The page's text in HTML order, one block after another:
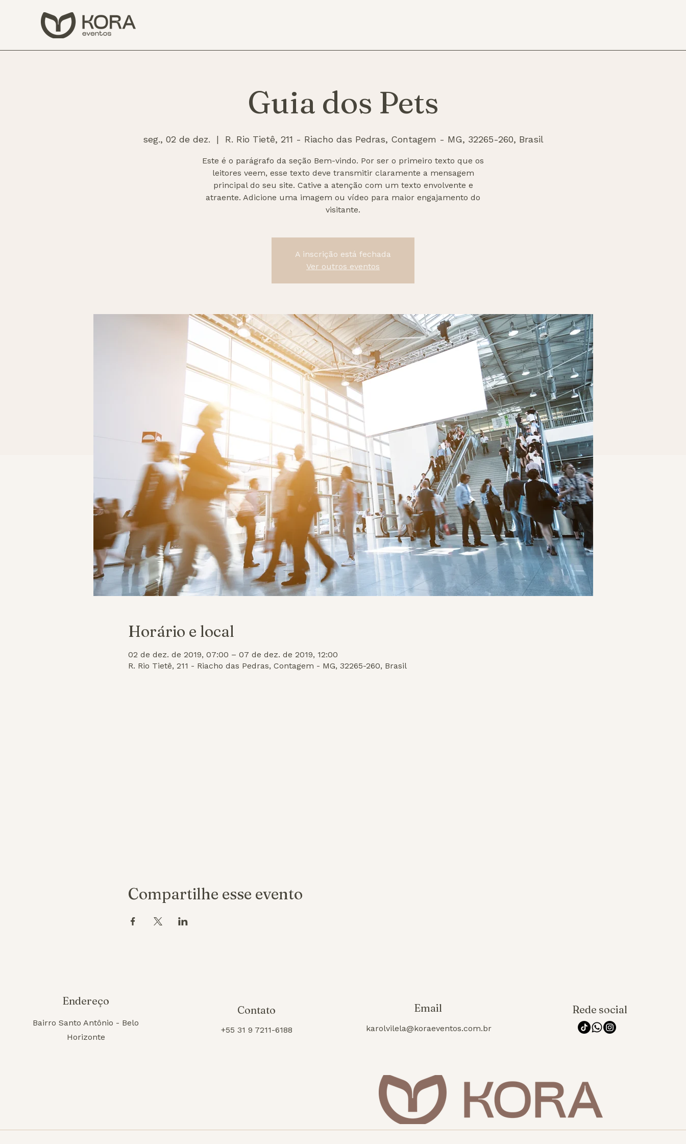
Guia dos Pets
seg., 02 de dez.
  |
R. Rio Tietê, 211 - Riacho das Pedras, Contagem - MG, 32265-260, Brasil
Este é o parágrafo da seção Bem-vindo. Por ser o primeiro texto que os
leitores veem, esse texto deve transmitir claramente a mensagem
principal do seu site. Cative a atenção com um texto envolvente e
atraente. Adicione uma imagem ou vídeo para maior engajamento do
visitante.
A inscrição está fechada
Ver outros eventos
Horário e local
02 de dez. de 2019, 07:00 – 07 de dez. de 2019, 12:00
R. Rio Tietê, 211 - Riacho das Pedras, Contagem - MG, 32265-260, Brasil
Compartilhe esse evento
Endereço
Bairro Santo Antônio - Belo
Horizonte
Contato
+55 31 9 7211-6188
Email
karolvilela@koraeventos.com.br
Rede social